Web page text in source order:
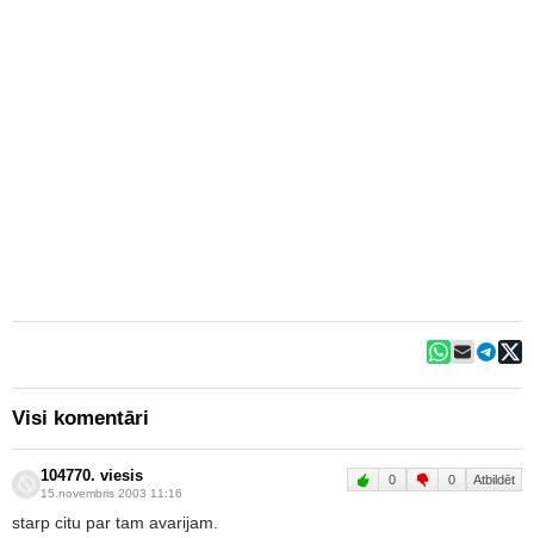
Visi komentāri
104770. viesis
15.novembris 2003 11:16
0 0 Atbildēt
starp citu par tam avarijam.